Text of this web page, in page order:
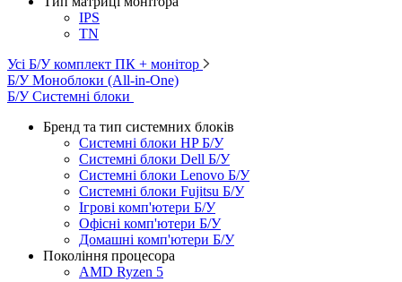
IPS
TN
Усі Б/У комплект ПК + монітор
Б/У Моноблоки (All-in-One)
Б/У Системні блоки
Бренд та тип системних блоків
Системні блоки HP Б/У
Системні блоки Dell Б/У
Системні блоки Lenovo Б/У
Системні блоки Fujitsu Б/У
Ігрові комп'ютери Б/У
Офісні комп'ютери Б/У
Домашні комп'ютери Б/У
Покоління процесора
AMD Ryzen 5